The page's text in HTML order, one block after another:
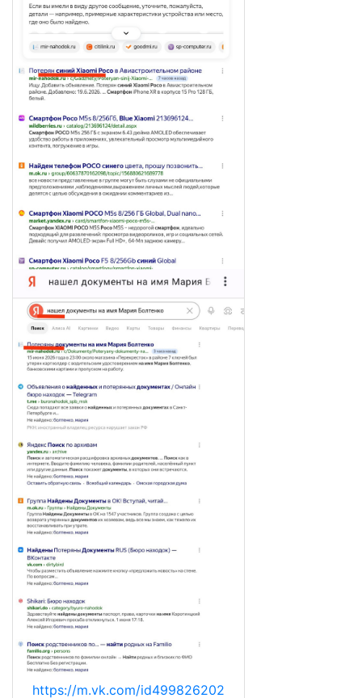
https://m.vk.com/id499826202